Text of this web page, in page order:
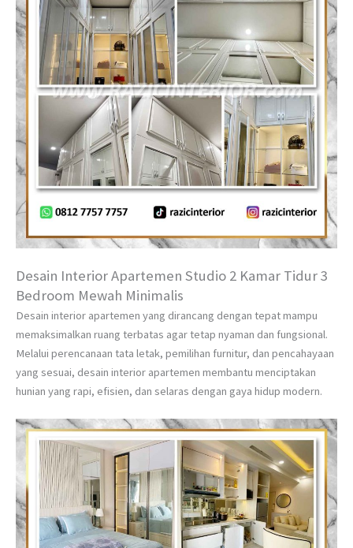
Desain Interior Apartemen Studio 2 Kamar Tidur 3
Bedroom Mewah Minimalis
Desain interior apartemen yang dirancang dengan tepat mampu
memaksimalkan ruang terbatas agar tetap nyaman dan fungsional.
Melalui perencanaan tata letak, pemilihan furnitur, dan pencahayaan
yang sesuai, desain interior apartemen membantu menciptakan
hunian yang rapi, efisien, dan selaras dengan gaya hidup modern.